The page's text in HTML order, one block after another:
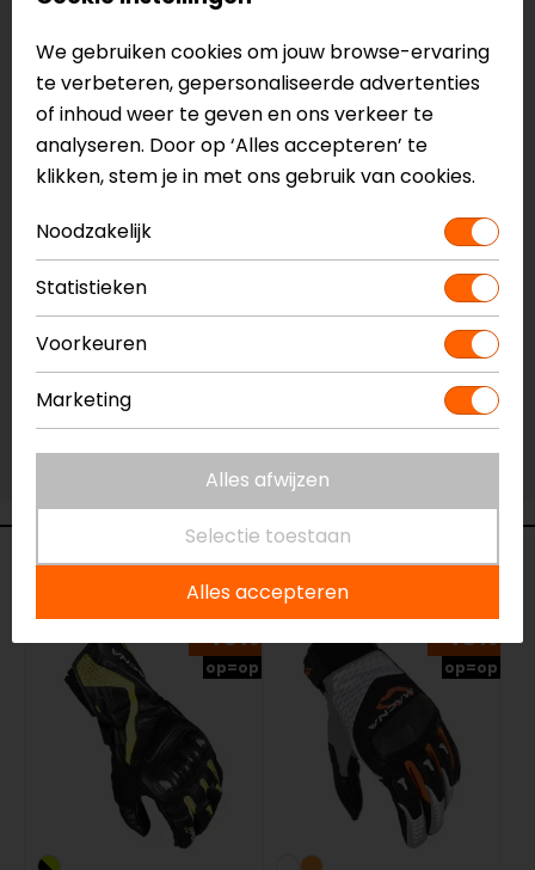
Maat:XXXL
Laatst beschikbare maat!
Vestiging Apeldoorn
Niet op voorraad
Vestiging Breda
Niet op voorraad
Vestiging Capelle a/d IJssel
Beperkte voorraad
Vestiging Eindhoven
Niet op voorraad
Gerelateerde producten
-40%
op=op
-40%
op=op
We gebruiken cookies om jouw browse-ervaring
te verbeteren, gepersonaliseerde advertenties
of inhoud weer te geven en ons verkeer te
analyseren. Door op ‘Alles accepteren’ te
klikken, stem je in met ons gebruik van cookies.
Noodzakelijk
Statistieken
Voorkeuren
Marketing
Alles afwijzen
Selectie toestaan
Alles accepteren